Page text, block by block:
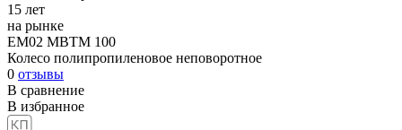
15 лет
на рынке
EM02 MBTM 100
Колесо полипропиленовое неповоротное
0 отзывы
В сравнение
В избранное